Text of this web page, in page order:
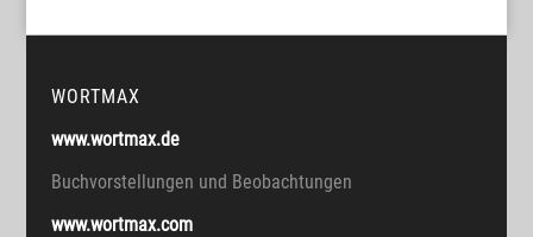
WORTMAX
www.wortmax.de
Buchvorstellungen und Beobachtungen
www.wortmax.com